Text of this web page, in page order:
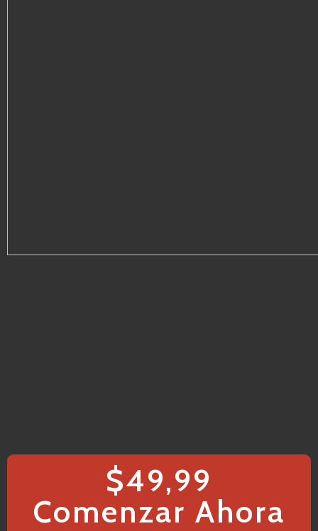
$49,99
Comenzar Ahora